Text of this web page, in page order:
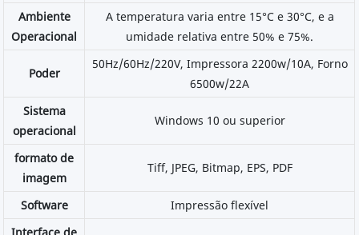
Ambiente
Operacional
A temperatura varia entre 15°C e 30°C, e a
umidade relativa entre 50% e 75%.
Poder
50Hz/60Hz/220V, Impressora 2200w/10A, Forno
6500w/22A
Sistema
operacional
Windows 10 ou superior
formato de
imagem
Tiff, JPEG, Bitmap, EPS, PDF
Software
Impressão flexível
Interface de